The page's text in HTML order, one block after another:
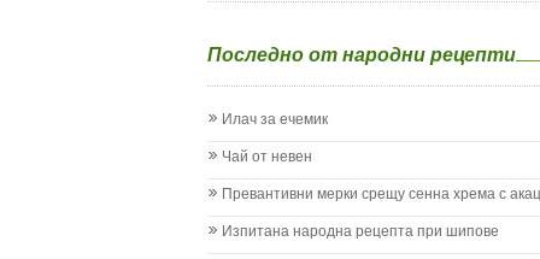
Жълтеница
Запек на бебето и детето
Кашлица при бебето и детето
Колики
Менингит
Последно от народни рецепти
Илач за ечемик
Чай от невен
Превантивни мерки срещу сенна хрема с
Изпитана народна рецепта при шипове